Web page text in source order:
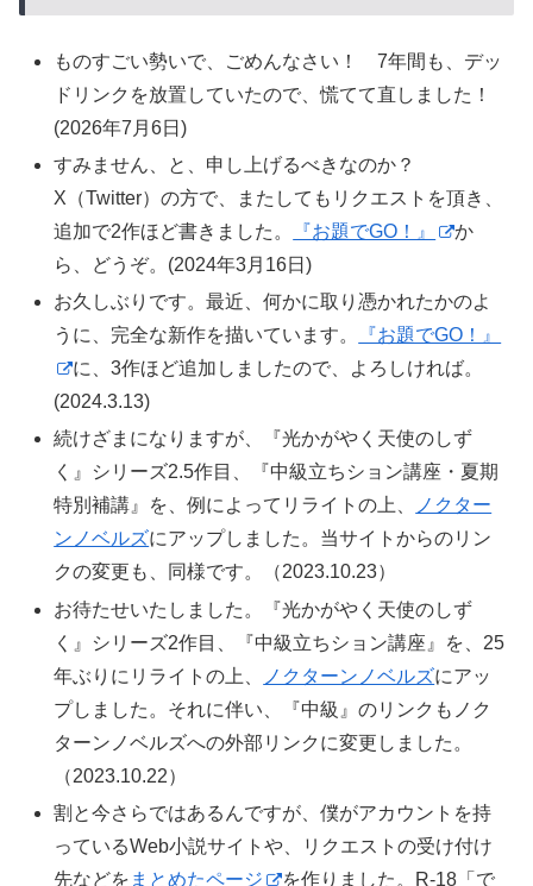
ものすごい勢いで、ごめんなさい！ 7年間も、デッ
ドリンクを放置していたので、慌てて直しました！
(2026年7月6日)
すみません、と、申し上げるべきなのか？
X（Twitter）の方で、またしてもリクエストを頂き、
追加で2作ほど書きました。
『お題でGO！』
か
ら、どうぞ。(2024年3月16日)
お久しぶりです。最近、何かに取り憑かれたかのよ
うに、完全な新作を描いています。
『お題でGO！』
に、3作ほど追加しましたので、よろしければ。
(2024.3.13)
続けざまになりますが、『光かがやく天使のしず
く』シリーズ2.5作目、『中級立ちション講座・夏期
特別補講』を、例によってリライトの上、
ノクター
ンノベルズにアップしました。当サイトからのリン
クの変更も、同様です。（2023.10.23）
お待たせいたしました。『光かがやく天使のしず
く』シリーズ2作目、『中級立ちション講座』を、25
年ぶりにリライトの上、
ノクターンノベルズにアッ
プしました。それに伴い、『中級』のリンクもノク
ターンノベルズへの外部リンクに変更しました。
（2023.10.22）
割と今さらではあるんですが、僕がアカウントを持
っているWeb小説サイトや、リクエストの受け付け
先などを まとめたページ
を作りました。R-18「で